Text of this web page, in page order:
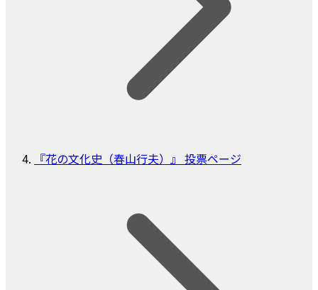
『花の文化史（春山行夫）』 投票ページ